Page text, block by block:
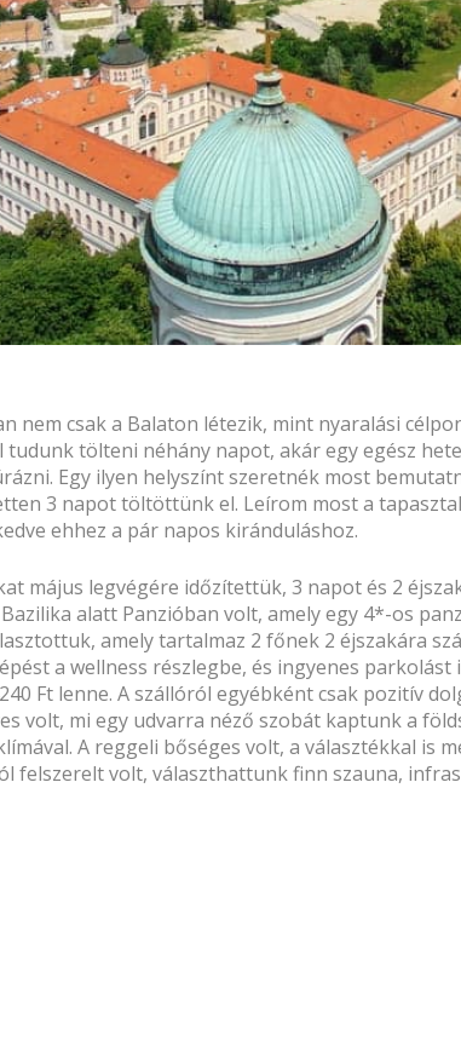
nem csak a Balaton létezik, mint nyaralási
tudunk tölteni néhány napot, akár egy egész
Egy ilyen helyszínt szeretnék most
3 napot töltöttünk el. Leírom most a
ehhez a pár napos kiránduláshoz.
május legvégére időzítettük, 3 napot és 2
Bazilika alatt Panzióban volt, amely egy 4*-os
amely tartalmaz 2 főnek 2 éjszakára
a wellness részlegbe, és ingyenes parkolást
Ft lenne. A szállóról egyébként csak pozitív
volt, mi egy udvarra néző szobát kaptunk a
A reggeli bőséges volt, a választékkal is
felszerelt volt, választhattunk finn szauna,